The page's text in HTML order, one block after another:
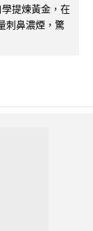
提煉黃金，在
刺鼻濃煙，驚